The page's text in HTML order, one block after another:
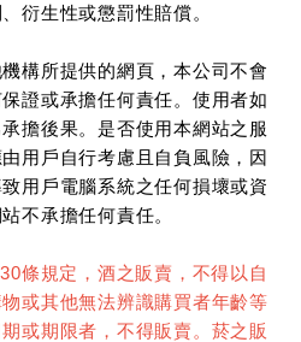
衍生性或懲罰性賠償。
構所提供的網頁，本公司不會
證或承擔任何責任。使用者如
擔後果。是否使用本網站之服
用戶自行考慮且自負風險，因
用戶電腦系統之任何損壞或資
不承擔任何責任。
條規定，酒之販賣，不得以自
或其他無法辨識購買者年齡等
或期限者，不得販賣。菸之販